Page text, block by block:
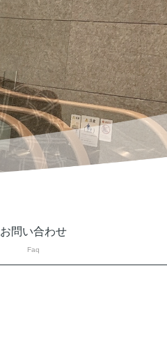
お問い合わせ
Faq